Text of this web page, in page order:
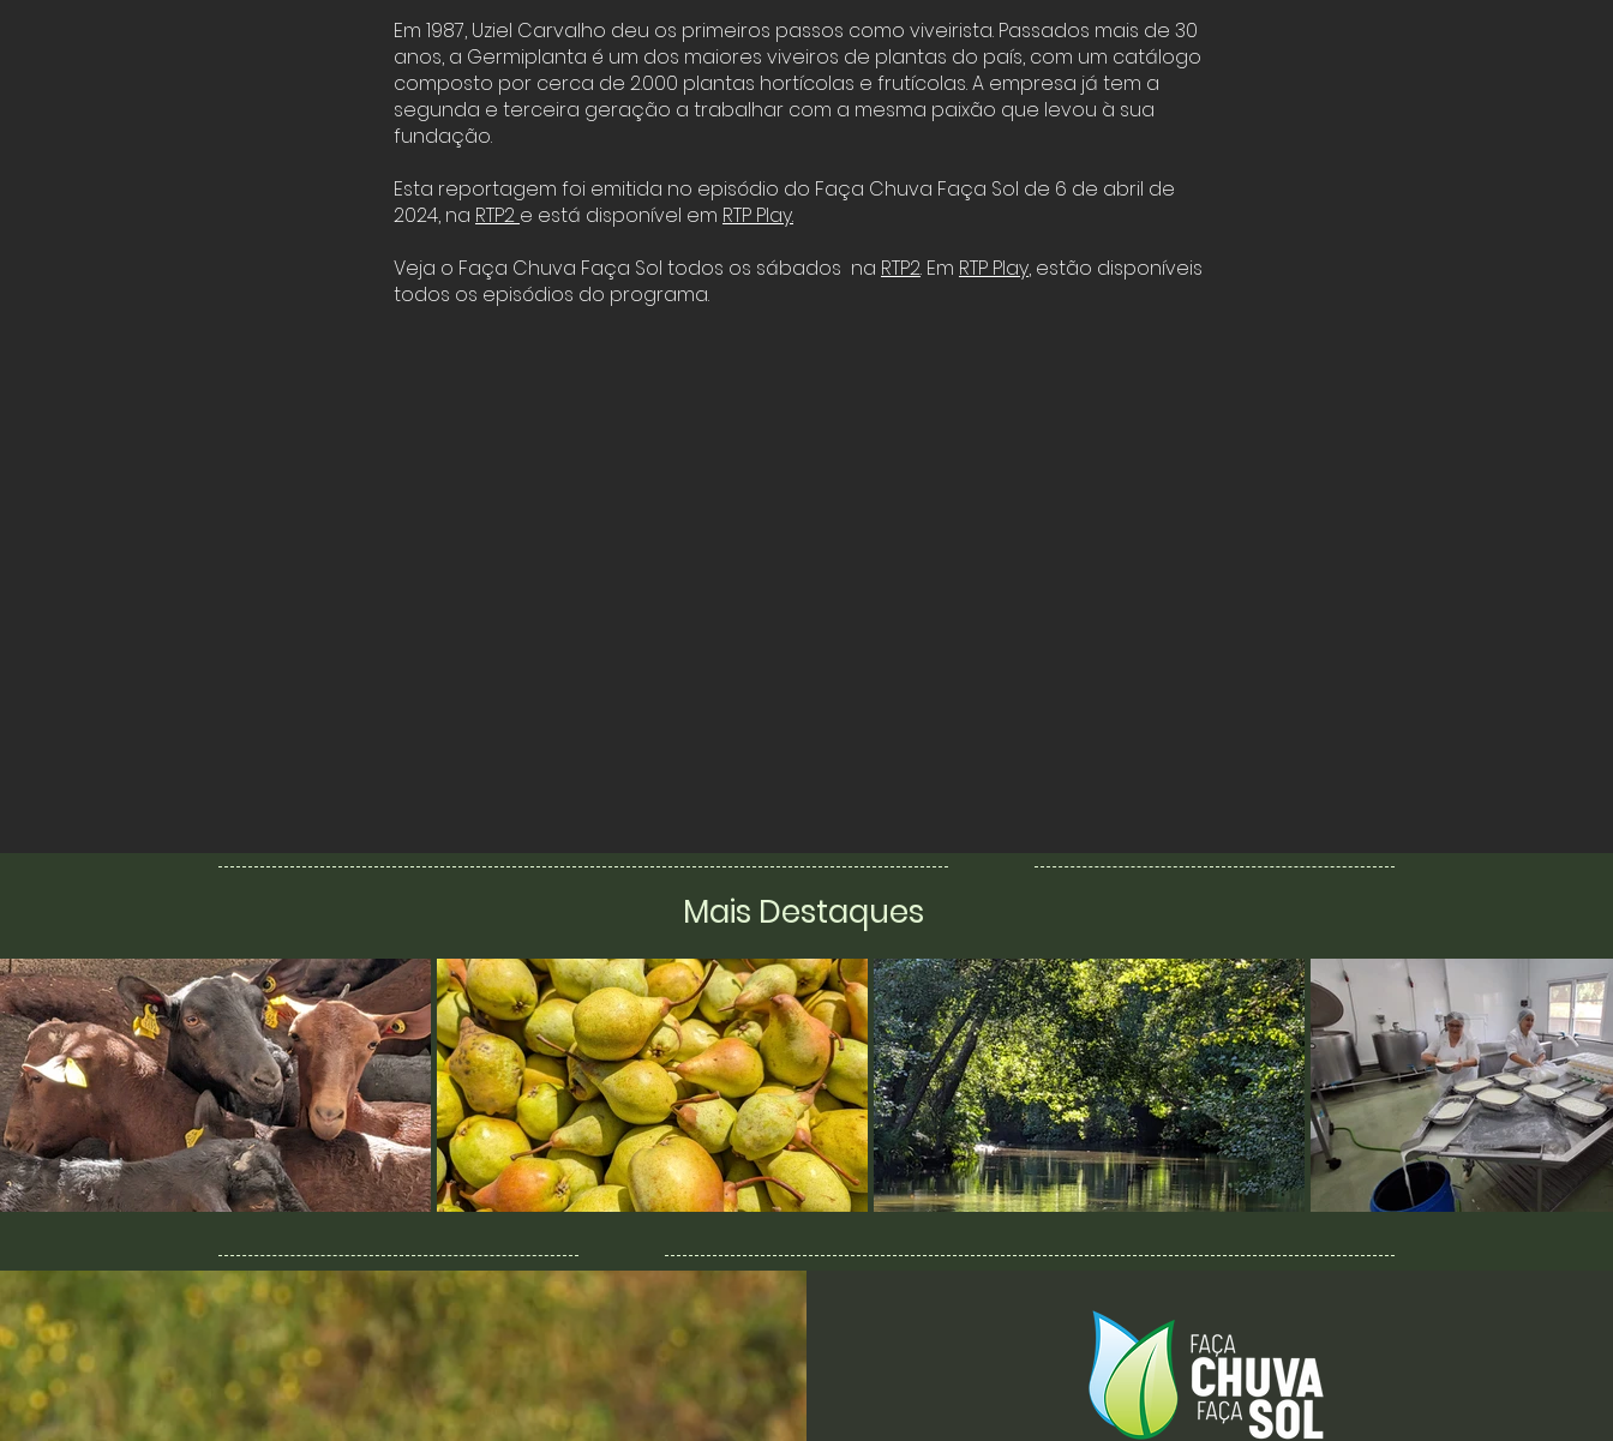
Em 1987, Uziel Carvalho deu os primeiros passos como viveirista. Passados mais de 30
anos, a Germiplanta é um dos maiores viveiros de plantas do país, com um catálogo
composto por cerca de 2.000 plantas hortícolas e frutícolas. A empresa já tem a
segunda e terceira geração a trabalhar com a mesma paixão que levou à sua
fundação.
Esta reportagem foi emitida no episódio do Faça Chuva Faça Sol de 6 de abril de
2024, na RTP2 e está disponível em RTP Play.
Veja o Faça Chuva Faça Sol todos os sábados na RTP2. Em RTP Play, estão disponíveis
todos os episódios do programa.
Mais Destaques